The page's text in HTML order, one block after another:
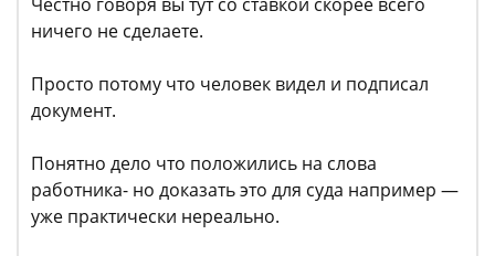
ничего не сделаете.
Просто потому что человек видел и подписал
документ.
Понятно дело что положились на слова
работника- но доказать это для суда например —
уже практически нереально.